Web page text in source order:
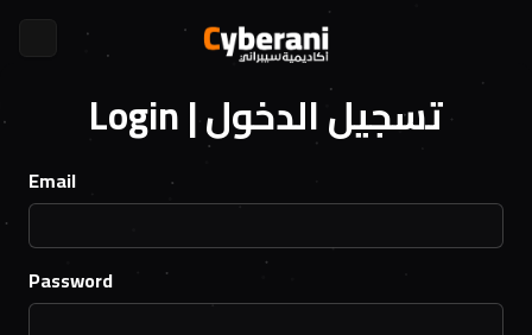
Login | تسجيل الدخول
Email
Password